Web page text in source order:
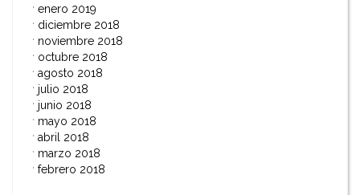
enero 2019
diciembre 2018
noviembre 2018
octubre 2018
agosto 2018
julio 2018
junio 2018
mayo 2018
abril 2018
marzo 2018
febrero 2018